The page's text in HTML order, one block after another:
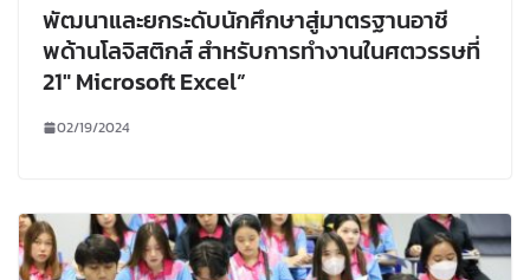
พัฒนาและยกระดับนักศึกษาสู่มาตรฐานอาชี
พด้านโลจิสติกส์ สำหรับการทำงานในศตวรรษที่
21″ Microsoft Excel”
02/19/2024